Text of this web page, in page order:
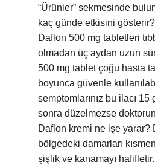
“Ürünler” sekmesinde
kaç günde etkisini
Daflon 500 mg tabletleri
olmadan üç aydan uzun
500 mg tablet çoğu hasta
boyunca güvenle
semptomlarınız bu ilacı 15
sonra düzelmezse
Daflon kremi ne işe yarar?
bölgedeki damarları
şişlik ve kanamayı